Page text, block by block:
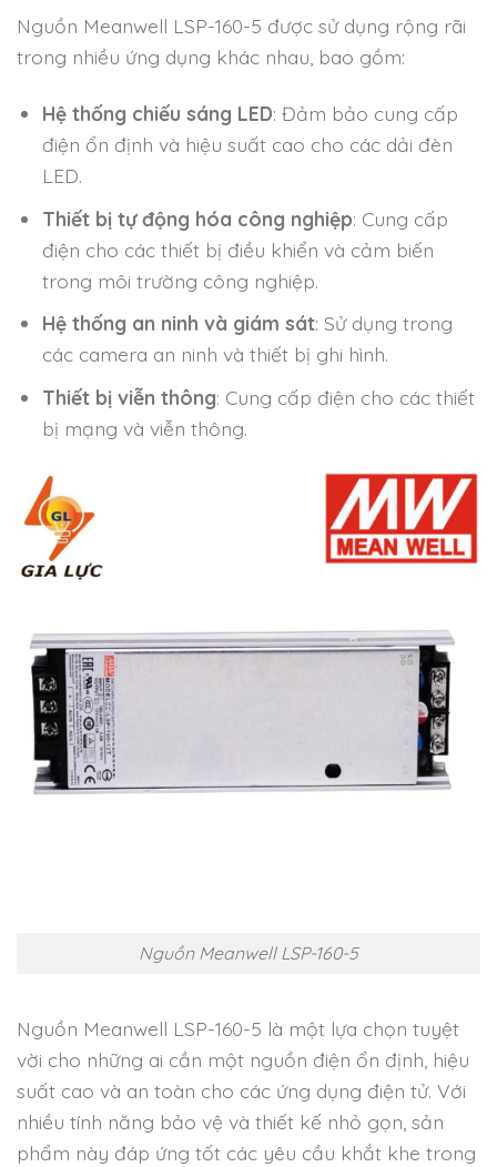
Nguồn Meanwell LSP-160-5 được sử dụng rộng rãi
trong nhiều ứng dụng khác nhau, bao gồm:
Hệ thống chiếu sáng LED: Đảm bảo cung cấp
điện ổn định và hiệu suất cao cho các dải đèn
LED.
Thiết bị tự động hóa công nghiệp: Cung cấp
điện cho các thiết bị điều khiển và cảm biến
trong môi trường công nghiệp.
Hệ thống an ninh và giám sát: Sử dụng trong
các camera an ninh và thiết bị ghi hình.
Thiết bị viễn thông: Cung cấp điện cho các thiết
bị mạng và viễn thông.
Nguồn Meanwell LSP-160-5
Nguồn Meanwell LSP-160-5 là một lựa chọn tuyệt
vời cho những ai cần một nguồn điện ổn định, hiệu
suất cao và an toàn cho các ứng dụng điện tử. Với
nhiều tính năng bảo vệ và thiết kế nhỏ gọn, sản
phẩm này đáp ứng tốt các yêu cầu khắt khe trong